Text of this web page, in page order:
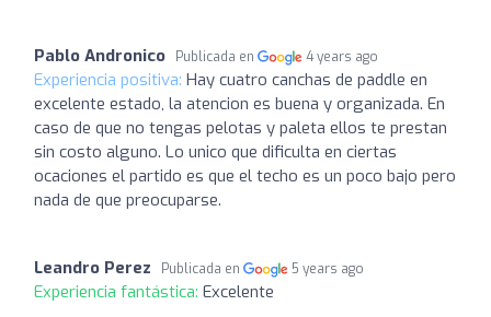
Pablo Andronico Publicada en 4 years ago
Experiencia positiva: Hay cuatro canchas de paddle en
excelente estado, la atencion es buena y organizada. En
caso de que no tengas pelotas y paleta ellos te prestan
sin costo alguno. Lo unico que dificulta en ciertas
ocaciones el partido es que el techo es un poco bajo pero
nada de que preocuparse.
Leandro Perez Publicada en 5 years ago
Experiencia fantástica: Excelente